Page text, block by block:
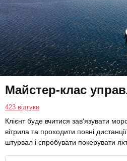
Майстер-клас
423 відгуки
Клієнт буде вчитися зав'язувати
вітрила та проходити повні
штурвал і спробувати покерувати